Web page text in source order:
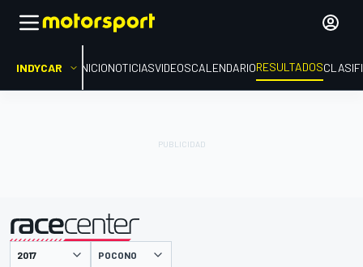
INDYCAR INICIONOTICIASVIDEOSCALENDARIORESULTADOS
presentado por POCONO